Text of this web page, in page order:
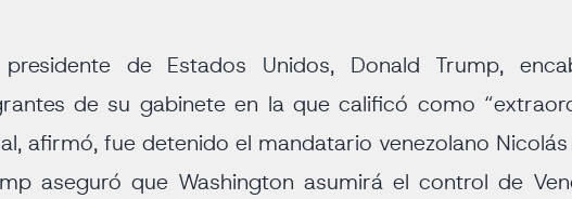
presidente de Estados Unidos, Donald Trump,
de su gabinete en la que calificó como
afirmó, fue detenido el mandatario venezolano Nicolás
aseguró que Washington asumirá el control de